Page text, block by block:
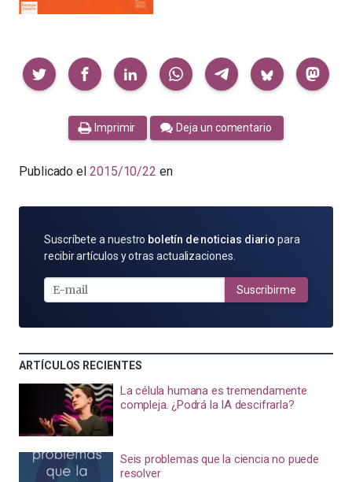
Compartir
Imprimir Deja un comentario
Publicado el 2015/10/22 en
SUSCRÍBETE
POR
MAIL
Suscríbete a nuestro boletín de noticias diario para
recibir artículos y otras actualizaciones.
Suscribirme
ARTÍCULOS RECIENTES
La célula humana es tremendamente
compleja. ¿Podrá la IA descifrarla?
Seis problemas que la ciencia no puede
resolver